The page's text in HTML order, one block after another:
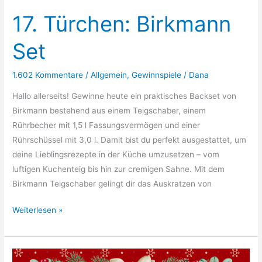
17. Türchen: Birkmann
Set
1.602 Kommentare /Allgemein,Gewinnspiele / Dana
Hallo allerseits! Gewinne heute ein praktisches Backset von
Birkmann bestehend aus einem Teigschaber, einem
Rührbecher mit 1,5 l Fassungsvermögen und einer
Rührschüssel mit 3,0 l. Damit bist du perfekt ausgestattet, um
deine Lieblingsrezepte in der Küche umzusetzen – vom
luftigen Kuchenteig bis hin zur cremigen Sahne. Mit dem
Birkmann Teigschaber gelingt dir das Auskratzen von
17.
Birkmann
Set
Weiterlesen »